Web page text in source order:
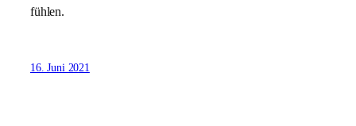
fühlen.
16. Juni 2021